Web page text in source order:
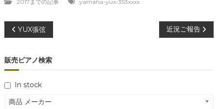
2017までの記事 yamaha-yux-353xxxx
投
稿
ナ
ビ
YUX張弦 近況ご報告
販売ピアノ検索
In stock
商品 メーカー